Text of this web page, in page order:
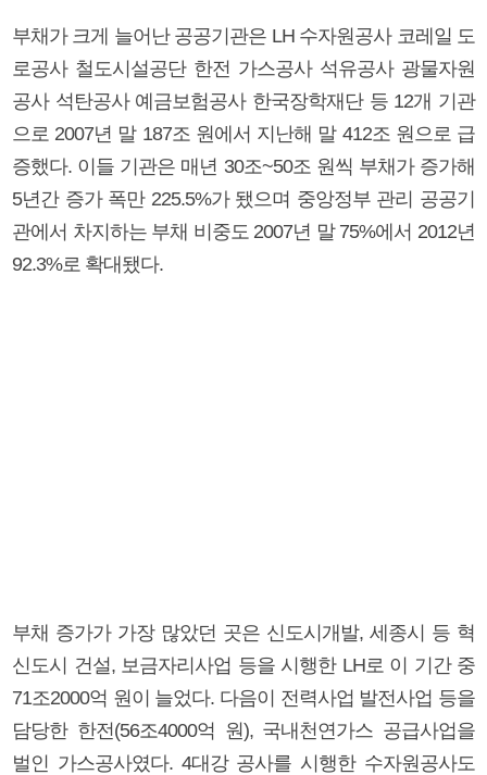
부채가 크게 늘어난 공공기관은 LH 수자원공사 코레일 도
로공사 철도시설공단 한전 가스공사 석유공사 광물자원
공사 석탄공사 예금보험공사 한국장학재단 등 12개 기관
으로 2007년 말 187조 원에서 지난해 말 412조 원으로 급
증했다. 이들 기관은 매년 30조~50조 원씩 부채가 증가해
5년간 증가 폭만 225.5%가 됐으며 중앙정부 관리 공공기
관에서 차지하는 부채 비중도 2007년 말 75%에서 2012년
92.3%로 확대됐다.
부채 증가가 가장 많았던 곳은 신도시개발, 세종시 등 혁
신도시 건설, 보금자리사업 등을 시행한 LH로 이 기간 중
71조2000억 원이 늘었다. 다음이 전력사업 발전사업 등을
담당한 한전(56조4000억 원), 국내천연가스 공급사업을
벌인 가스공사였다. 4대강 공사를 시행한 수자원공사도